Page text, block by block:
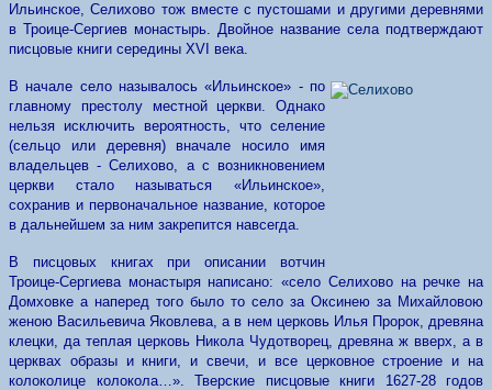
Ильинское, Селихово тож вместе с пустошами и другими деревнями
в Троице-Сергиев монастырь. Двойное название села подтверждают
писцовые книги середины XVI века.
В начале село называлось «Ильинское» - по
главному престолу местной церкви. Однако
нельзя исключить вероятность, что селение
(сельцо или деревня) вначале носило имя
владельцев - Селихово, а с возникновением
церкви стало называться «Ильинское»,
сохранив и первоначальное название, которое
в дальнейшем за ним закрепится навсегда.
В писцовых книгах при описании вотчин
Троице-Сергиева монастыря написано: «село Селихово на речке на
Домховке а наперед того было то село за Оксинею за Михайловою
женою Васильевича Яковлева, а в нем церковь Илья Пророк, древяна
клецки, да теплая церковь Никола Чудотворец, древяна ж вверх, а в
церквах образы и книги, и свечи, и все церковное строение и на
колоколице колокола…». Тверские писцовые книги 1627-28 годов